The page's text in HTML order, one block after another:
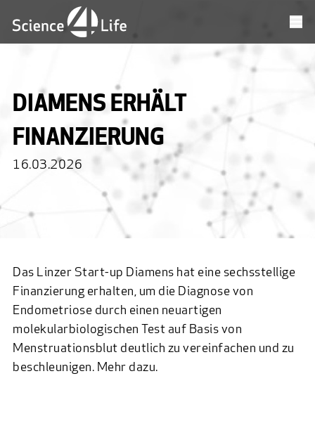
DIAMENS ERHÄLT
FINANZIERUNG
16.03.2026
Das Linzer Start-up Diamens hat eine sechsstellige
Finanzierung erhalten, um die Diagnose von
Endometriose durch einen neuartigen
molekularbiologischen Test auf Basis von
Menstruationsblut deutlich zu vereinfachen und zu
beschleunigen. Mehr dazu.